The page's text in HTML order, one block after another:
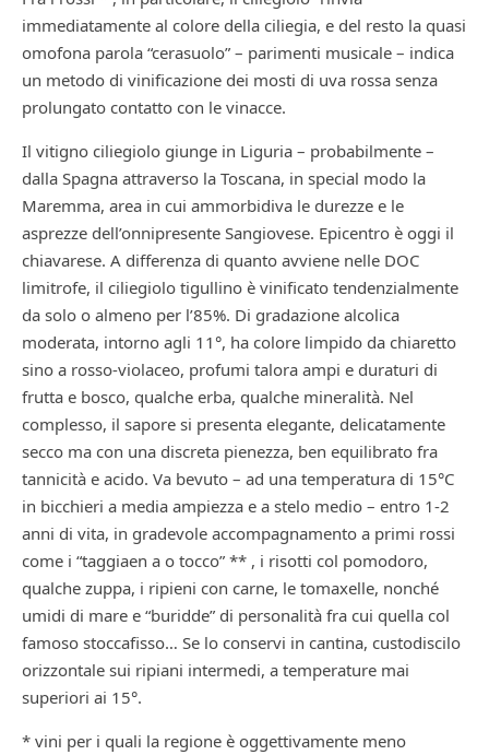
immediatamente al colore della ciliegia, e del resto la quasi
omofona parola “cerasuolo” – parimenti musicale – indica
un metodo di vinificazione dei mosti di uva rossa senza
prolungato contatto con le vinacce.
Il vitigno ciliegiolo giunge in Liguria – probabilmente –
dalla Spagna attraverso la Toscana, in special modo la
Maremma, area in cui ammorbidiva le durezze e le
asprezze dell’onnipresente Sangiovese. Epicentro è oggi il
chiavarese. A differenza di quanto avviene nelle DOC
limitrofe, il ciliegiolo tigullino è vinificato tendenzialmente
da solo o almeno per l’85%. Di gradazione alcolica
moderata, intorno agli 11°, ha colore limpido da chiaretto
sino a rosso-violaceo, profumi talora ampi e duraturi di
frutta e bosco, qualche erba, qualche mineralità. Nel
complesso, il sapore si presenta elegante, delicatamente
secco ma con una discreta pienezza, ben equilibrato fra
tannicità e acido. Va bevuto – ad una temperatura di 15°C
in bicchieri a media ampiezza e a stelo medio – entro 1-2
anni di vita, in gradevole accompagnamento a primi rossi
come i “taggiaen a o tocco” ** , i risotti col pomodoro,
qualche zuppa, i ripieni con carne, le tomaxelle, nonché
umidi di mare e “buridde” di personalità fra cui quella col
famoso stoccafisso… Se lo conservi in cantina, custodiscilo
orizzontale sui ripiani intermedi, a temperature mai
superiori ai 15°.
* vini per i quali la regione è oggettivamente meno